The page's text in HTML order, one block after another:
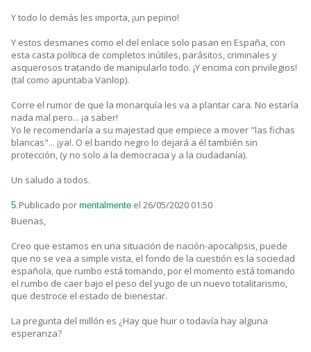
Y todo lo demás les importa, ¡un pepino!
Y estos desmanes como el del enlace solo pasan en España, con
esta casta política de completos inútiles, parásitos, criminales y
asquerosos tratando de manipularlo todo. ¡Y encima con privilegios!
(tal como apuntaba Vanlop).
Corre el rumor de que la monarquía les va a plantar cara. No estaría
nada mal pero... ¡a saber!
Yo le recomendaría a su majestad que empiece a mover "las fichas
blancas"... ¡ya!. O el bando negro lo dejará a él también sin
protección, (y no solo a la democracia y a la ciudadanía).
Un saludo a todos.
5.Publicado por mentalmente el 26/05/2020 01:50
Buenas,
Creo que estamos en una situación de nación-apocalipsis, puede
que no se vea a simple vista, el fondo de la cuestión es la sociedad
española, que rumbo está tomando, por el momento está tomando
el rumbo de caer bajo el peso del yugo de un nuevo totalitarismo,
que destroce el estado de bienestar.
La pregunta del millón es ¿Hay que huir o todavía hay alguna
esperanza?